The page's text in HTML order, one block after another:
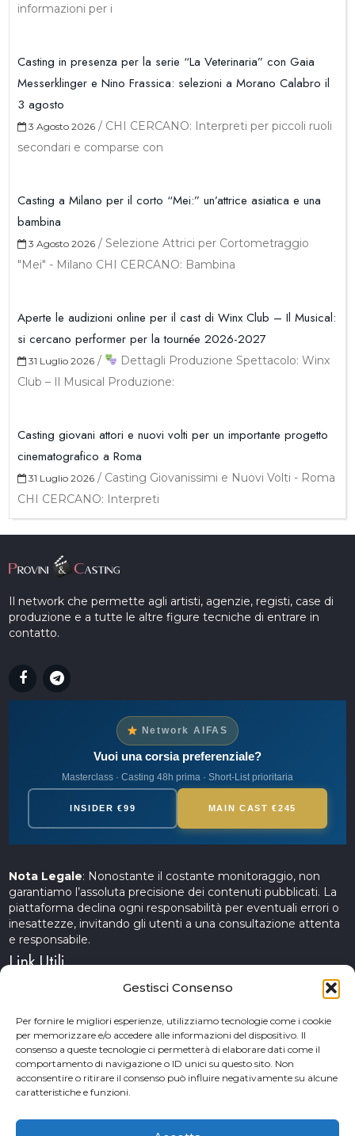
Gestisci Consenso
Per fornire le migliori esperienze, utilizziamo tecnologie come i cookie
per memorizzare e/o accedere alle informazioni del dispositivo. Il
consenso a queste tecnologie ci permetterà di elaborare dati come il
comportamento di navigazione o ID unici su questo sito. Non
acconsentire o ritirare il consenso può influire negativamente su alcune
caratteristiche e funzioni.
informazioni per i
Casting in presenza per la serie “La Veterinaria” con Gaia
Messerklinger e Nino Frassica: selezioni a Morano Calabro il
3 agosto
3 Agosto 2026 / CHI CERCANO: Interpreti per piccoli ruoli
secondari e comparse con
Casting a Milano per il corto “Mei:” un’attrice asiatica e una
bambina
3 Agosto 2026 / Selezione Attrici per Cortometraggio
"Mei" - Milano CHI CERCANO: Bambina
Aperte le audizioni online per il cast di Winx Club – Il Musical:
si cercano performer per la tournée 2026-2027
31 Luglio 2026 /
Dettagli Produzione Spettacolo: Winx
Club – Il Musical Produzione:
Casting giovani attori e nuovi volti per un importante progetto
cinematografico a Roma
31 Luglio 2026 / Casting Giovanissimi e Nuovi Volti - Roma
CHI CERCANO: Interpreti
Il network che permette agli artisti, agenzie, registi, case di
produzione e a tutte le altre figure tecniche di entrare in
contatto.
Network AIFAS
Vuoi una corsia preferenziale?
Masterclass · Casting 48h prima · Short-List prioritaria
INSIDER €99 MAIN CAST €245
Nota Legale: Nonostante il costante monitoraggio, non
garantiamo l’assoluta precisione dei contenuti pubblicati. La
piattaforma declina ogni responsabilità per eventuali errori o
inesattezze, invitando gli utenti a una consultazione attenta
e responsabile.
Link Utili
Servizi Cinematografici
CercAttori
Accademia Arte e Spettacolo